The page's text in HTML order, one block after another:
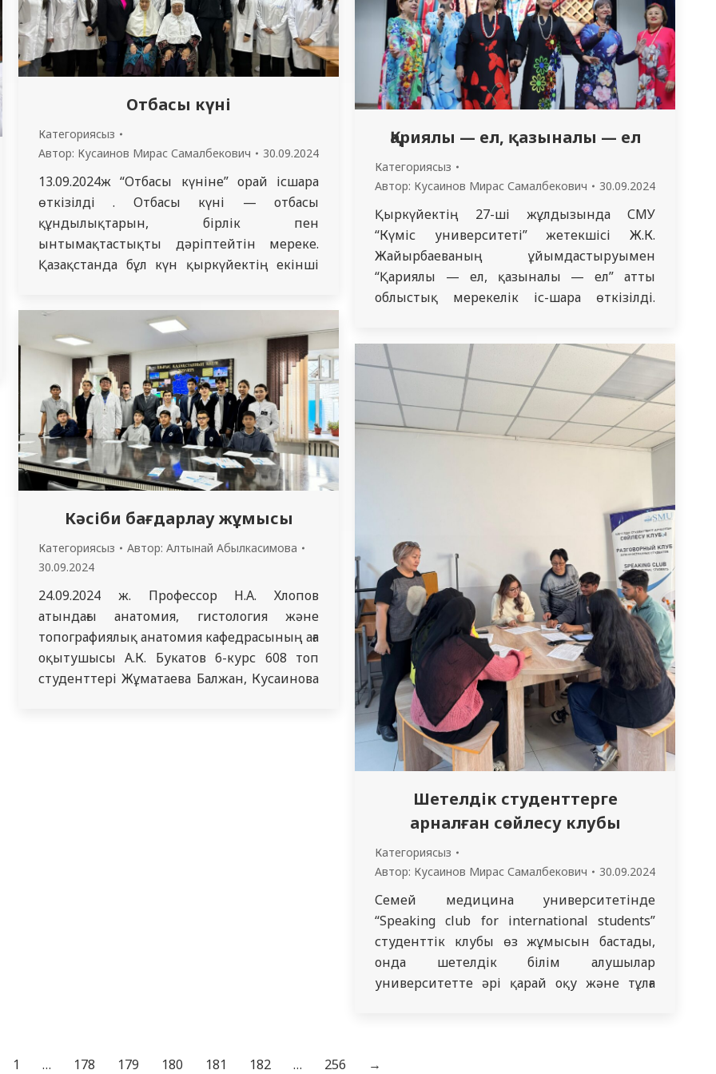
Отбасы күні
Категориясыз
Автор: Кусаинов Мирас Самалбекович 30.09.2024
13.09.2024ж “Отбасы күніне” орай ісшара
өткізілді . Отбасы күні — отбасы
құндылықтарын, бірлік пен
ынтымақтастықты дәріптейтін мереке.
Қазақстанда бұл күн қыркүйектің екінші
мақсаты — отбасының қоғамдағы рөлін
күшейту және ата-ана мен бала арасындағы
қарым-қатынасты нығайту. Отбасы күні
барысында түрлі іс-шаралар, фестивальдар
мен конкурстар ұйымдастырылады. Бұл
күн отбасы мүшелерінің бір-біріне көңіл
бөліп,…
Қариялы — ел, қазыналы — ел
Категориясыз
Автор: Кусаинов Мирас Самалбекович 30.09.2024
Қыркүйектің 27-ші жұлдызында СМУ
“Күміс университеті” жетекшісі Ж.К.
Жайырбаеваның ұйымдастыруымен
“Қариялы — ел, қазыналы — ел” атты
облыстық мерекелік іс-шара өткізілді.
Қарттарымыз өмірдің сан алуан сынағынан
өтіп, мол тәжірибе жинақтаған, кейінгі
ұрпаққа ақыл-кеңес беріп, бағыт-бағдар
көрсететін данагөй тұлғалар. Олардың өмір
жолдары – ізгілік пен қайырымдылықтың
Кәсіби бағдарлау жұмысы
Категориясыз Автор: Алтынай Абылкасимова
30.09.2024
24.09.2024 ж. Профессор Н.А. Хлопов
атындағы анатомия, гистология және
топографиялық анатомия кафедрасының аға
оқытушысы А.К. Букатов 6-курс 608 топ
студенттері Жұматаева Балжан, Кусаинова
Шетелдік студенттерге
арналған сөйлесу клубы
Категориясыз
Автор: Кусаинов Мирас Самалбекович 30.09.2024
Семей медицина университетінде
“Speaking club for international students”
студенттік клубы өз жұмысын бастады,
онда шетелдік білім алушылар
университетте әрі қарай оқу және тұлға
симуляциялық және білім беру
1 … 178 179 180 181 182 … 256 →